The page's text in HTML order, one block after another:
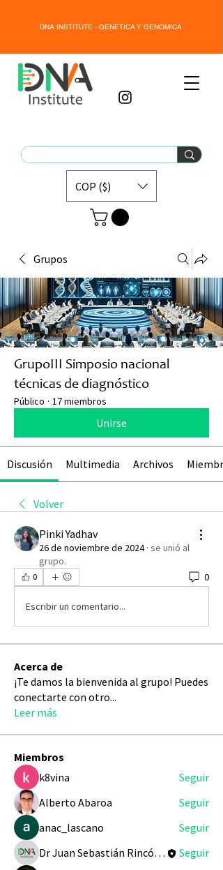
DNA INSTITUTE - GENÉTICA Y GENÓMICA
COP ($)
Grupos
GrupoIII Simposio nacional
técnicas de diagnóstico
Público · 17 miembros
Unirse
Discusión Multimedia Archivos
Volver
Pinki Yadhav
26 de noviembre de 2024· se unió al
grupo.
0 0
Escribir un comentario...
Acerca de
¡Te damos la bienvenida al grupo! Puedes
conectarte con otro...
Leer más
Miembros
k8vina
Seguir
Alberto Abaroa
Seguir
anac_lascano
Seguir
Dr Juan Sebastián Rincón Redondo
Seguir